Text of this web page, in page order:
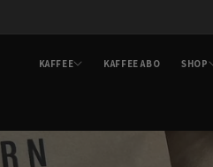
KAFFEE KAFFEE ABO SHOP